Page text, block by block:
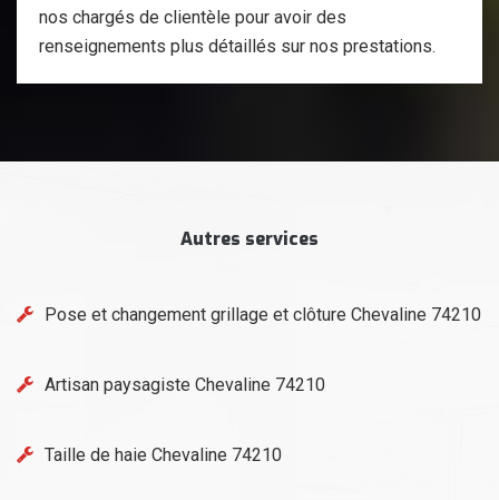
nos chargés de clientèle pour avoir des
renseignements plus détaillés sur nos prestations.
Autres services
Pose et changement grillage et clôture Chevaline 74210
Artisan paysagiste Chevaline 74210
Taille de haie Chevaline 74210